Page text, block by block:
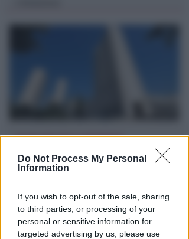
Do Not Process My Personal
Information
If you wish to opt-out of the sale, sharing
to third parties, or processing of your
personal or sensitive information for
targeted advertising by us, please use
102 MILIONI PER 22 INTERVENTI
Maxi-investimento della
Regione per la mobilità. Ecco i
di Redazione